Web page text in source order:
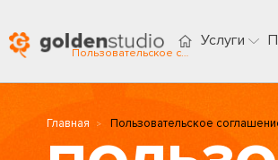
Пользовательское соглашение
Услуги
Главная Пользовательское